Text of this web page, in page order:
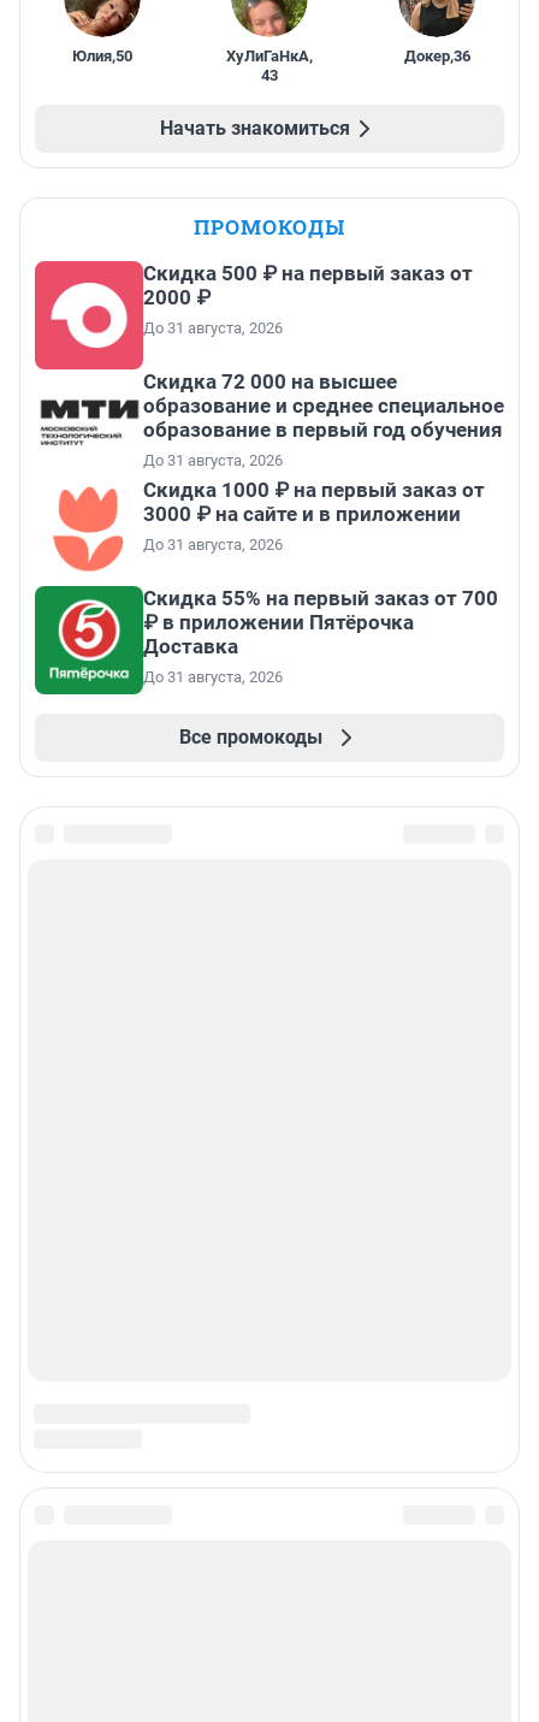
Юлия,50 ХуЛиГаНкА,
43
Докер,36
Начать знакомиться
ПРОМОКОДЫ
Скидка 500 ₽ на первый заказ от
2000 ₽
До 31 августа, 2026
Скидка 72 000 на высшее
образование и среднее специальное
образование в первый год обучения
До 31 августа, 2026
Скидка 1000 ₽ на первый заказ от
3000 ₽ на сайте и в приложении
До 31 августа, 2026
Скидка 55% на первый заказ от 700
₽ в приложении Пятёрочка
Доставка
До 31 августа, 2026
Все промокоды